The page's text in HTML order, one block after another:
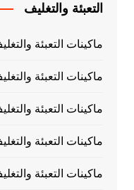
التعبئة والتغليف
ماكينات التعبئة
ماكينات التعبئة
ماكينات التعبئة
ماكينات التعبئة
ماكينات التعبئة